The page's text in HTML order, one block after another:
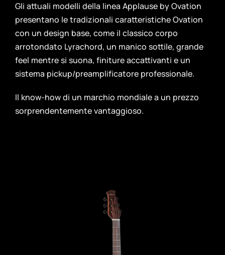
Gli attuali modelli della linea Applause by Ovation
presentano le tradizionali caratteristiche Ovation
con un design base, come il classico corpo
arrotondato Lyrachord, un manico sottile, grande
feel mentre si suona, finiture accattivanti e un
sistema pickup/preamplificatore professionale.
Il know-how di un marchio mondiale a un prezzo
sorprendentemente vantaggioso.